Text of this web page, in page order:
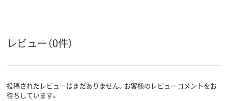
レビュー（0件）
投稿されたレビューはまだありません。お客様のレビューコメントをお
待ちしています。